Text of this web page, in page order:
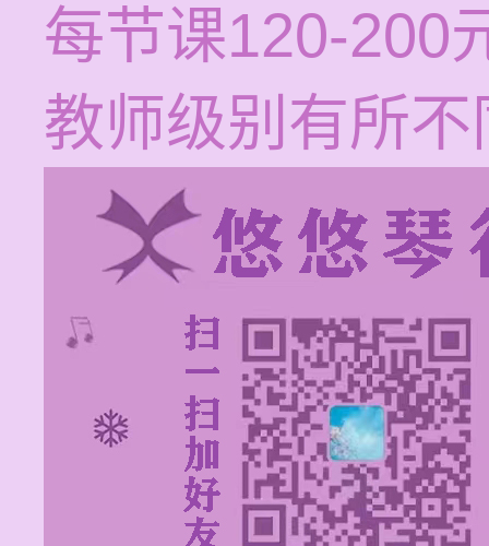
每节课120-200
教师级别有所不